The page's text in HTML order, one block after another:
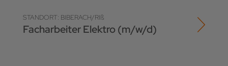
STANDORT: BIBERACH/RIß
Facharbeiter Elektro (m/w/d)